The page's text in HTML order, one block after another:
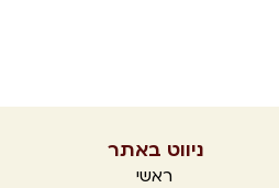
ניווט באתר
ראשי